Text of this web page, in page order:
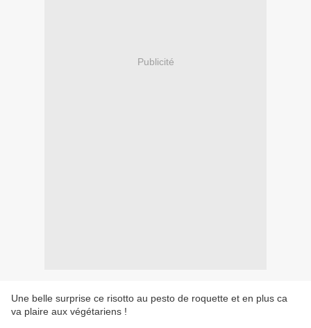
Publicité
Une belle surprise ce risotto au pesto de roquette et en plus ca
va plaire aux végétariens !